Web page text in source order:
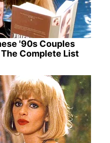
'90s Couples
Complete List